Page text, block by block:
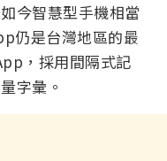
今智慧型手機相當
仍是台灣地區的最
，採用間隔式記
字彙。